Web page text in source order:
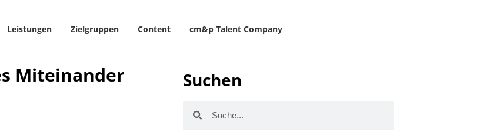
Leistungen Zielgruppen Content cm&p Talent Company
Miteinander Suchen